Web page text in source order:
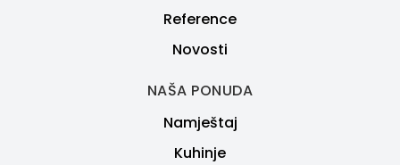
Reference
Novosti
NAŠA PONUDA
Namještaj
Kuhinje